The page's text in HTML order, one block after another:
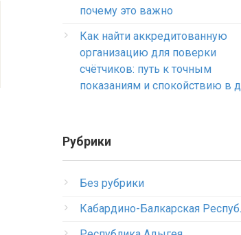
почему это важно
Как найти аккредитованную
организацию для поверки
счётчиков: путь к точным
показаниям и спокойствию в
Рубрики
Без рубрики
Кабардино-Балкарская